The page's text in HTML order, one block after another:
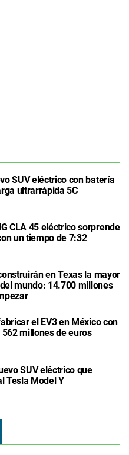
SUV eléctrico con batería
ultrarrápida 5C
CLA 45 eléctrico sorprende
un tiempo de 7:32
en Texas la mayor
mundo: 14.700 millones
el EV3 en México con
millones de euros
SUV eléctrico que
Tesla Model Y